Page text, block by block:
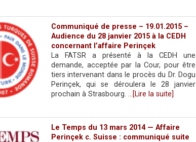
Communiqué de presse – 19.01.2015 –
Audience du 28 janvier 2015 à la CEDH
concernant l’affaire Perinçek
La FATSR a présenté à la CEDH une
demande, acceptée par la Cour, pour être
tiers intervenant dans le procès du Dr. Dogu
Perinçek, qui se déroulera le 28 janvier
prochain à Strasbourg. …[Lire la suite]
Le Temps du 13 mars 2014 — Affaire
Perinçek c. Suisse : communiqué suite